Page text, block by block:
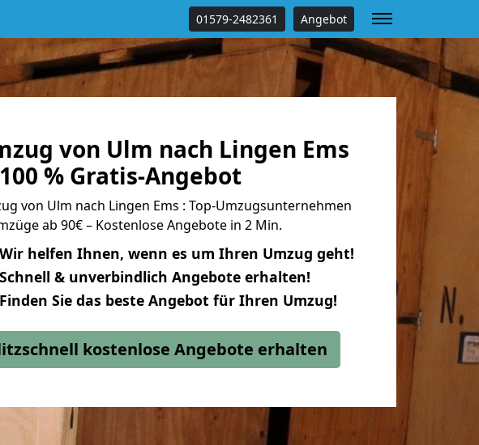
01579-2482361 Angebot
von Ulm nach Lingen Ems
% Gratis-Angebot
von Ulm nach Lingen Ems : Top-Umzugsunternehmen
ab 90€ – Kostenlose Angebote in 2 Min.
Wir helfen Ihnen, wenn es um Ihren Umzug geht!
Schnell & unverbindlich Angebote erhalten!
Finden Sie das beste Angebot für Ihren Umzug!
kostenlose Angebote erhalten